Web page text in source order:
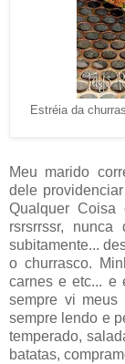
Estréia da
Meu marido
dele
Qualquer Coisa
rsrsrrssr,
subitamente...
o churrasco.
carnes e etc... e
sempre vi
sempre lendo e
temperado,
batatas,